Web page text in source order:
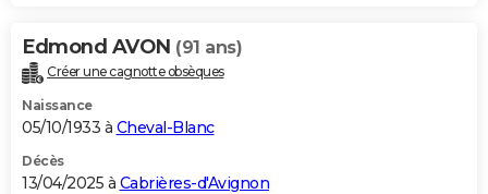
Edmond AVON (91 ans)
Créer une cagnotte obsèques
Naissance
05/10/1933 à Cheval-Blanc
Décès
13/04/2025 à Cabrières-d'Avignon